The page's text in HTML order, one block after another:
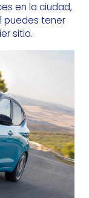
en la ciudad,
puedes tener
sitio.